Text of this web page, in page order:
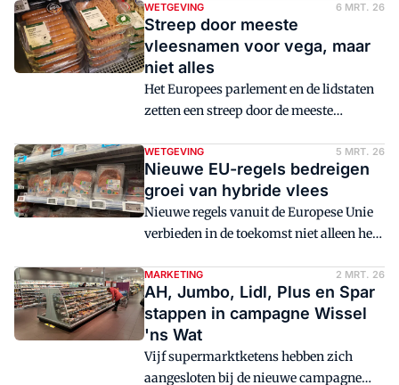
WETGEVING 6 MRT. 26
Streep door meeste
vleesnamen voor vega, maar
niet alles
Het Europees parlement en de lidstaten
zetten een streep door de meeste
alternatieven. Maar niet alles gaat in de
ban.
WETGEVING 5 MRT. 26
Nieuwe EU-regels bedreigen
groei van hybride vlees
Nieuwe regels vanuit de Europese Unie
verbieden in de toekomst niet alleen het
vleesvervangers, maar ook voor het
snelgroeiende segment van hybride
vleesproducten.
MARKETING 2 MRT. 26
AH, Jumbo, Lidl, Plus en Spar
stappen in campagne Wissel
'ns Wat
Vijf supermarktketens hebben zich
aangesloten bij de nieuwe campagne